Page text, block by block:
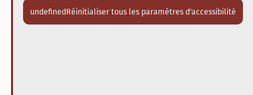
Ariston
Brasserie Schmëdd Ellergronn
undefinedRéinitialiser tous les paramètres d'accessibilité